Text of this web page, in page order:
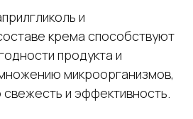
и
крема способствуют
продукта и
микроорганизмов,
и эффективность.